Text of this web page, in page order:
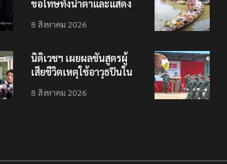
ขอโทษทั้งน้ำตาและแสดง
เสียชีวิต
8 สิงหาคม 2026
นิติเวชฯ เผยผลชันสูตรผู้
เสียชีวิตเหตุใช้อาวุธปืนใน
จุดสำคัญทั้งหมด
8 สิงหาคม 2026